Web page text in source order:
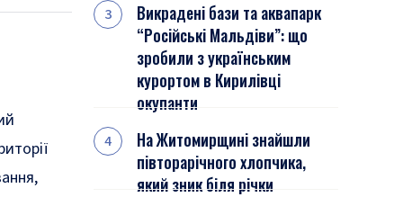
Викрадені бази та аквапарк
“Російські Мальдіви”: що
зробили з українським
курортом в Кирилівці
окупанти
На Житомирщині знайшли
півторарічного хлопчика,
який зник біля річки